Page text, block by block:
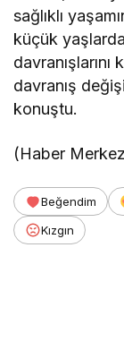
sağlıklı
küçük
davranış
konuştu.
(Haber
Beğendim
Kızgın